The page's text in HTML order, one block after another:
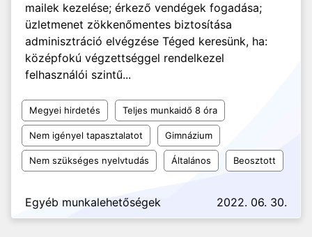
mailek kezelése; érkező vendégek fogadása;
üzletmenet zökkenőmentes biztosítása
adminisztráció elvégzése Téged keresünk, ha:
középfokú végzettséggel rendelkezel
felhasználói szintű...
Megyei hirdetés Teljes munkaidő 8 óra
Nem igényel tapasztalatot Gimnázium
Nem szükséges nyelvtudás Általános Beosztott
Egyéb munkalehetőségek 2022. 06. 30.